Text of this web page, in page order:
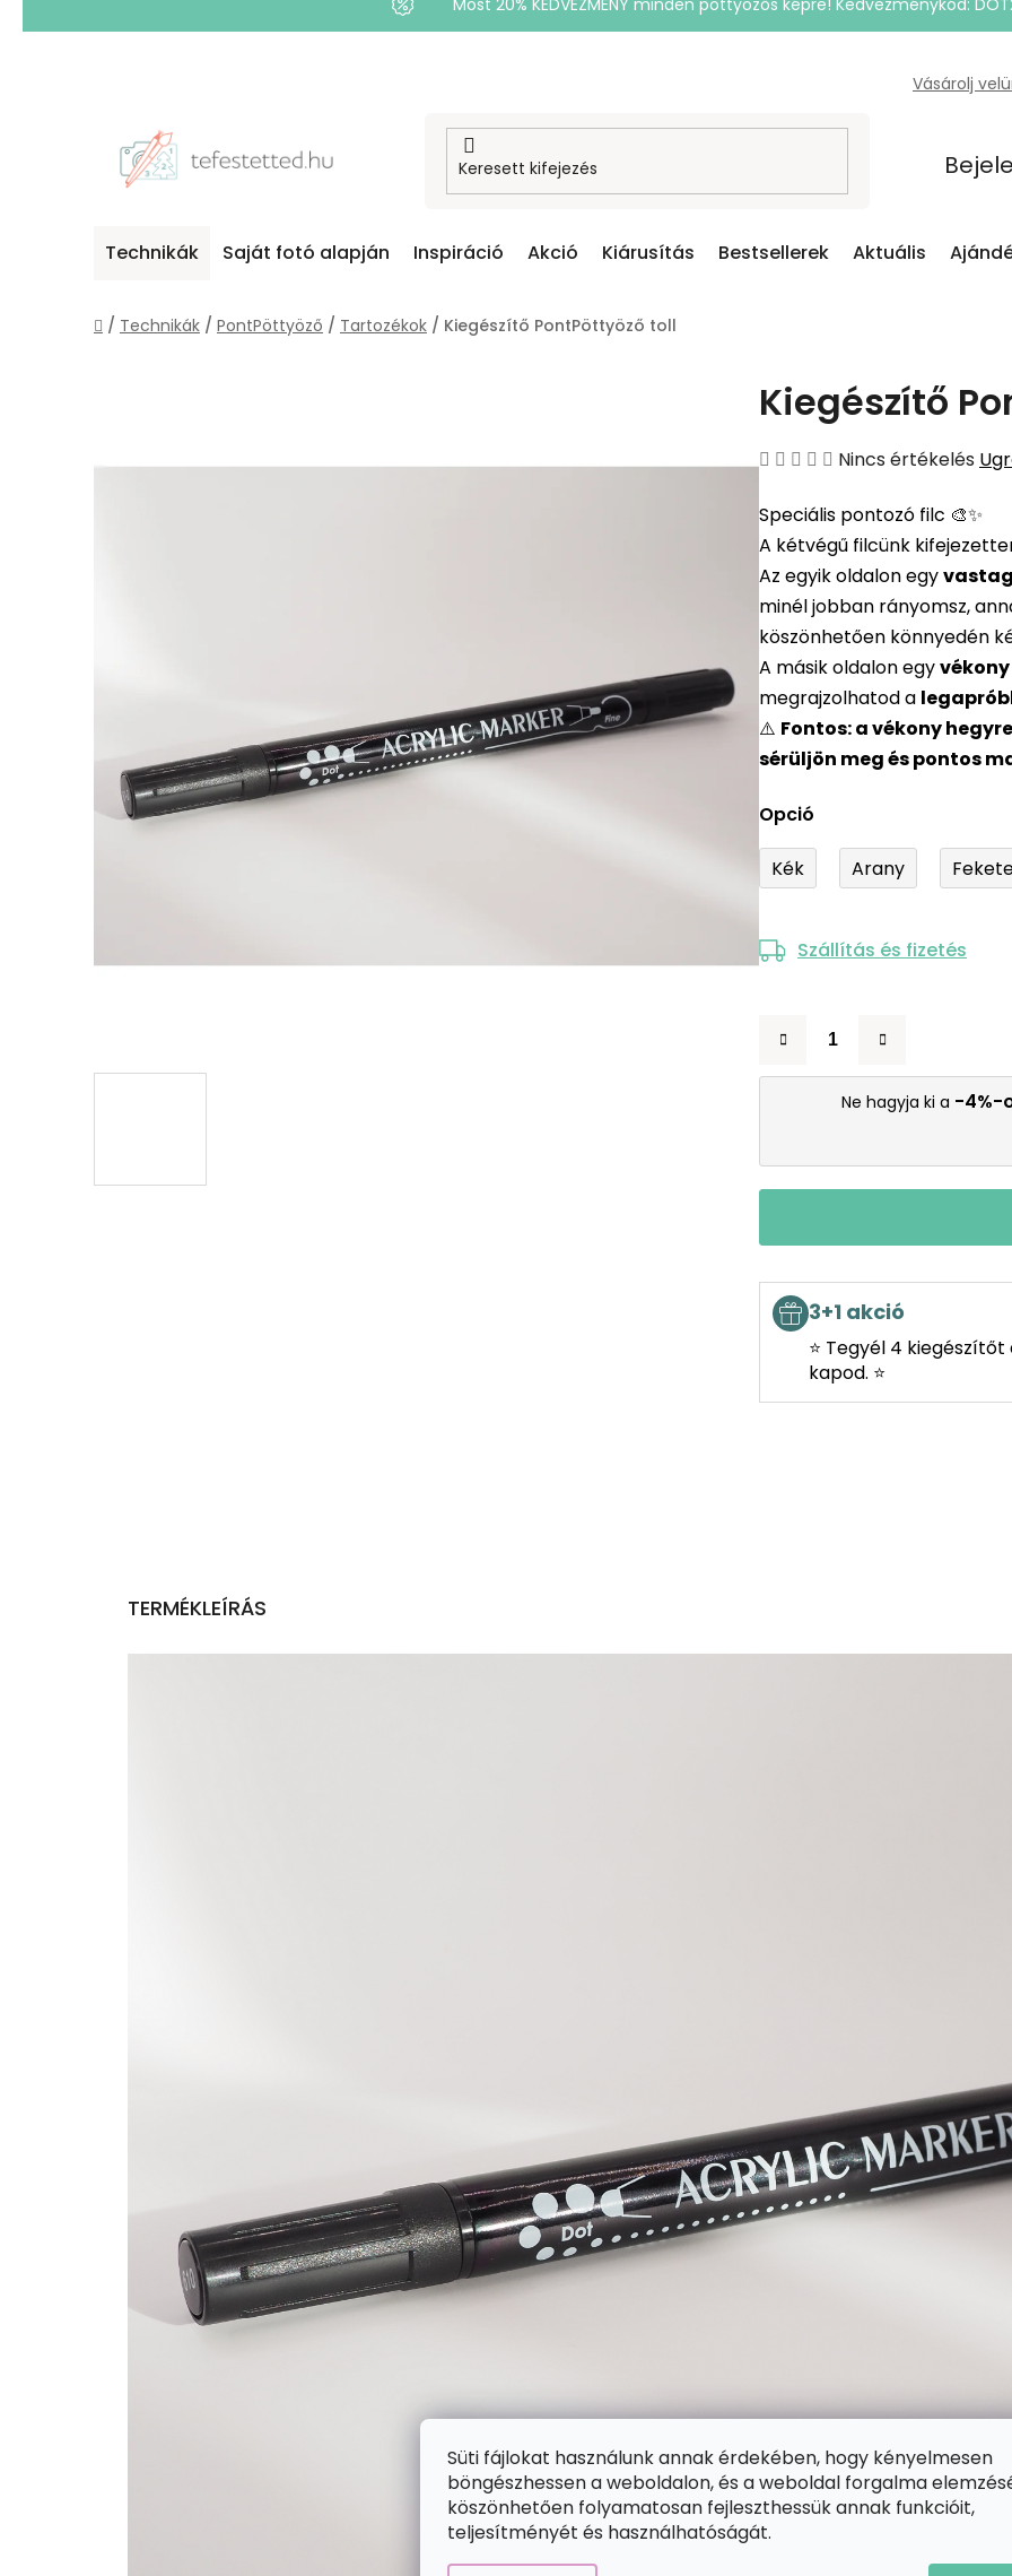
Süti fájlokat használunk annak érdekében, hogy kényelmesen
böngészhessen a weboldalon, és a weboldal forgalma
köszönhetően folyamatosan fejleszthessük annak funkcióit,
teljesítményét és használhatóságát.
Most 20% KEDVEZMÉNY minden pöttyözős képre! Kedvezménykód:
Vásárolj
Technikák Saját fotó alapján Inspiráció Akció Kiárusítás Bestsellerek Aktuális
Kezdőlap
/ Technikák / PontPöttyöző / Tartozékok / Kiegészítő PontPöttyöző toll
Kiegészítő
A
átlagos
értékelése
5-
ből
0,0
csillag.
Nincs értékelés
Speciális pontozó filc 🎨✨
A kétvégű filcünk
Az egyik oldalon egy
minél jobban rányomsz,
köszönhetően könnyedén
A másik oldalon egy
megrajzolhatod a
⚠️ Fontos: a vékony
sérüljön meg és pontos
Opció
Kék Arany
Szállítás és fizetés
Ne hagyja ki a -4%-
3+1 akció
⭐ Tegyél 4
kapod. ⭐
TERMÉKLEÍRÁS